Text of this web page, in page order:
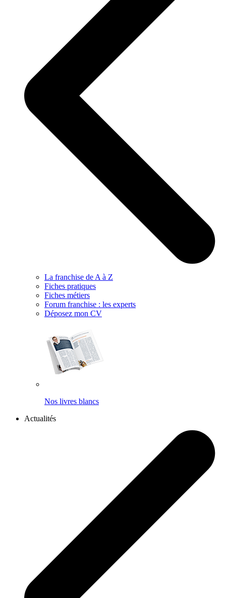
La franchise de A à Z
Fiches pratiques
Fiches métiers
Forum franchise : les experts
Déposez mon CV
Nos livres blancs
Actualités